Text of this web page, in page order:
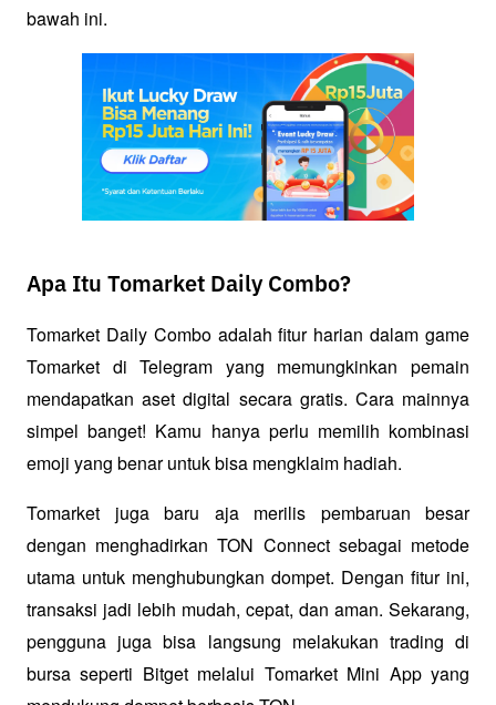
bawah ini.
Apa Itu Tomarket Daily Combo?
Tomarket Daily Combo adalah fitur harian dalam game
Tomarket di Telegram yang memungkinkan pemain
mendapatkan aset digital secara gratis. Cara mainnya
simpel banget! Kamu hanya perlu memilih kombinasi
emoji yang benar untuk bisa mengklaim hadiah.
Tomarket juga baru aja merilis pembaruan besar
dengan menghadirkan TON Connect sebagai metode
utama untuk menghubungkan dompet. Dengan fitur ini,
transaksi jadi lebih mudah, cepat, dan aman. Sekarang,
pengguna juga bisa langsung melakukan trading di
bursa seperti Bitget melalui Tomarket Mini App yang